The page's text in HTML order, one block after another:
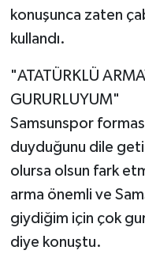
konuşunca zaten
kullandı.
"ATATÜRKLÜ
GURURLUYUM"
Samsunspor
duyduğunu dile
olursa olsun fark
arma önemli ve
giydiğim için çok
diye konuştu.